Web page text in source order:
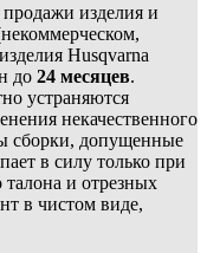
продажи изделия и
Husqvarna
до 24 месяцев.
устраняются
некачественного
сборки, допущенные
в силу только при
и отрезных
в чистом виде,